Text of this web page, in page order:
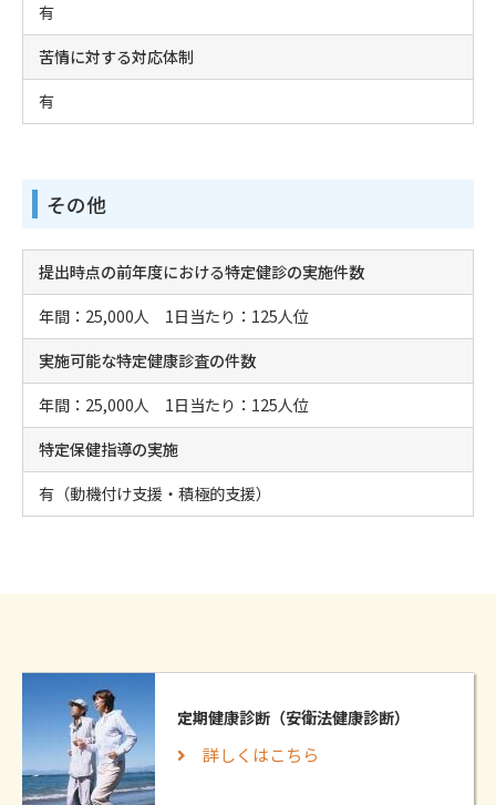
有
苦情に対する対応体制
有
その他
提出時点の前年度における特定健診の実施件数
年間：25,000人 1日当たり：125人位
実施可能な特定健康診査の件数
年間：25,000人 1日当たり：125人位
特定保健指導の実施
有（動機付け支援・積極的支援）
定期健康診断（安衛法健康診断）
詳しくはこちら